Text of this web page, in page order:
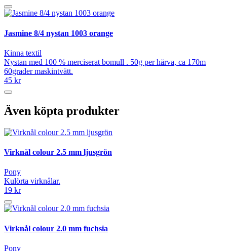
Jasmine 8/4 nystan 1003 orange
Kinna textil
Nystan med 100 % merciserat bomull . 50g per härva, ca 170m
60grader maskintvätt.
45 kr
Även köpta produkter
Virknål colour 2.5 mm ljusgrön
Pony
Kulörta virknålar.
19 kr
Virknål colour 2.0 mm fuchsia
Pony